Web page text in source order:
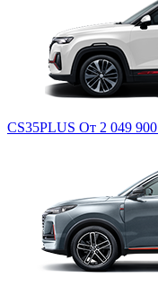
CS35PLUS От 2 049 900